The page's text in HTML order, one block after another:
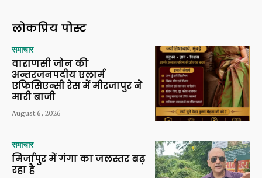
लोकप्रिय पोस्ट
समाचार
वाराणसी जोन की
अन्तरजनपदीय एलार्म
एफिसिएन्सी रेस में मीरजापुर ने
मारी बाजी
August 6, 2026
समाचार
मिर्जापुर में गंगा का जलस्तर बढ़
रहा है